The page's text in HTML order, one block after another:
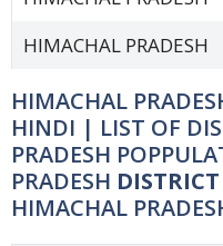
HIMACHAL PRADESH
HIMACHAL
HINDI | LIST OF
PRADESH
PRADESH
HIMACHAL